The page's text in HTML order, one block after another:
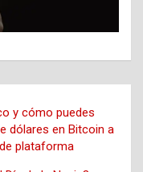
y cómo puedes
dólares en Bitcoin a
plataforma